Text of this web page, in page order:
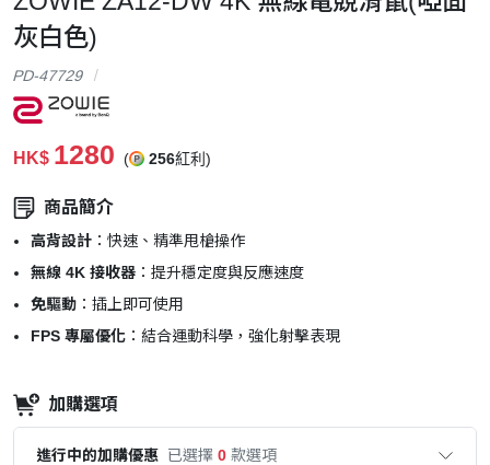
灰白色)
PD-47729
HK$ 1280 ( 256紅利)
商品簡介
高背設計 ：快速、精準甩槍操作
無線 4K 接收器 ：提升穩定度與反應速度
免驅動 ：插上即可使用
FPS 專屬優化 ：結合運動科學，強化射擊表現
加購選項
進行中的加購優惠 已選擇 0 款選項